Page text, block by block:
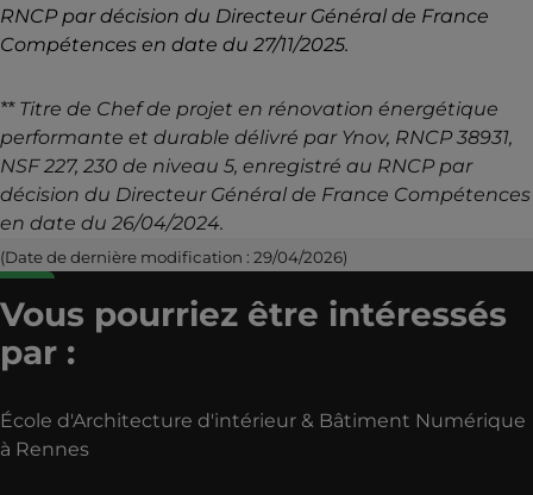
RNCP par décision du Directeur Général de France
Compétences en date du 27/11/2025.
** Titre de Chef de projet en rénovation énergétique
performante et durable délivré par Ynov, RNCP 38931,
NSF 227, 230 de niveau 5, enregistré au RNCP par
décision du Directeur Général de France Compétences
en date du 26/04/2024.
(Date de dernière modification : 29/04/2026)
Vous pourriez être intéressés
par :
École d'Architecture d'intérieur & Bâtiment Numérique
à Rennes